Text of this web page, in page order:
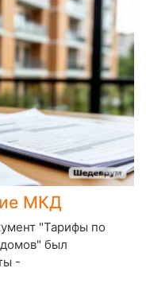
МКД
"Тарифы по
был
-